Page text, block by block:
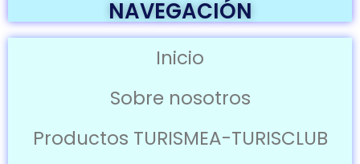
NAVEGACIÓN
Inicio
Sobre nosotros
Productos TURISMEA-TURISCLUB